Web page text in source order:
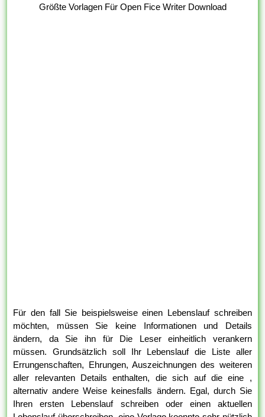
Größte Vorlagen Für Open Fice Writer Download
Für den fall Sie beispielsweise einen Lebenslauf schreiben
möchten, müssen Sie keine Informationen und Details
ändern, da Sie ihn für Die Leser einheitlich verankern
müssen. Grundsätzlich soll Ihr Lebenslauf die Liste aller
Errungenschaften, Ehrungen, Auszeichnungen des weiteren
aller relevanten Details enthalten, die sich auf die eine ,
alternativ andere Weise keinesfalls ändern. Egal, durch Sie
Ihren ersten Lebenslauf schreiben oder einen aktuellen